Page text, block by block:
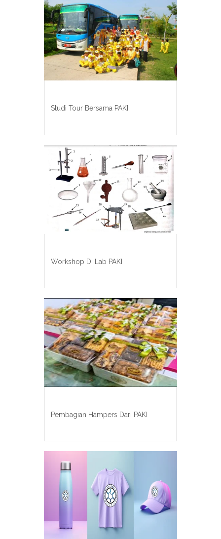
Studi Tour Bersama PAKI
Workshop Di Lab PAKI
Pembagian Hampers Dari PAKI